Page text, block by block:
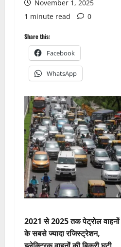
November 1, 2025
1 minute read
0
Share this:
Facebook
WhatsApp
2021 से 2025 तक पेट्रोल वाहनों
के सबसे ज्यादा रजिस्ट्रेशन,